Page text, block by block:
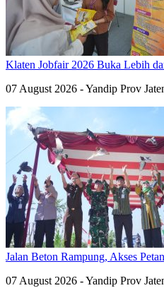
Klaten Jobfair 2026 Buka Lebih
07 August 2026 - Yandip Prov
Jalan Beton Rampung, Akses
07 August 2026 - Yandip Prov